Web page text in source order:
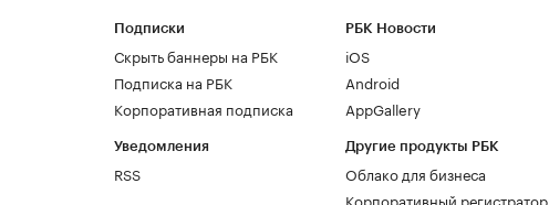
Подписки
Скрыть баннеры на РБК
Подписка на РБК
Корпоративная подписка
Уведомления
RSS
РБК Новости
iOS
Android
AppGallery
Другие продукты РБК
Облако для бизнеса
Корпоративный регистратор